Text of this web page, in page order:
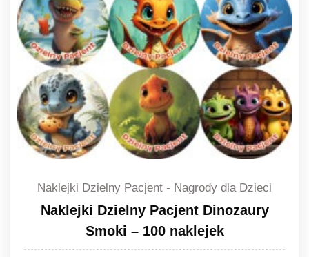
Naklejki Dzielny Pacjent - Nagrody dla Dzieci
Naklejki Dzielny Pacjent Dinozaury
Smoki – 100 naklejek